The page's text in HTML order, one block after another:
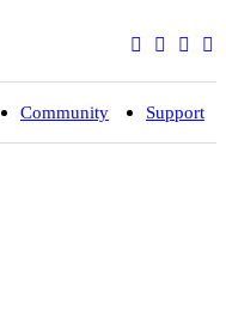
Community Support